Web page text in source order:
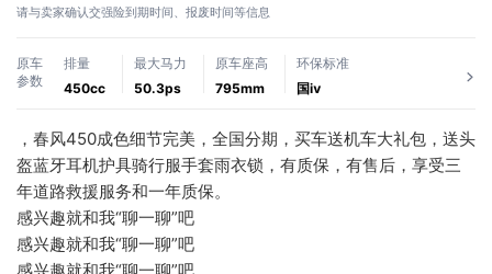
请与卖家确认交强险到期时间、报废时间等信息
原车
参数
排量
450cc
最大马力
50.3ps
原车座高
795mm
环保标准
国ⅳ
，春风450成色细节完美，全国分期，买车送机车大礼包，送头
盔蓝牙耳机护具骑行服手套雨衣锁，有质保，有售后，享受三
年道路救援服务和一年质保。
感兴趣就和我“聊一聊”吧
感兴趣就和我“聊一聊”吧